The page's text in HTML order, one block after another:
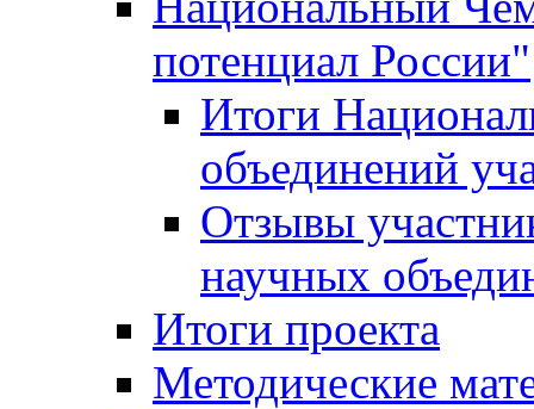
потенциал России"
Итоги
объединений
Отзывы
научных
Итоги проекта
Методические